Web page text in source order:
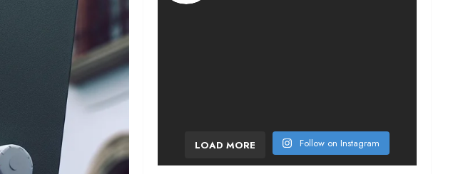
LOAD MORE Follow on Instagram